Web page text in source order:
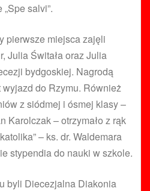
salvi”.
pierwsze miejsca zajęli
Julia Świtała oraz Julia
bydgoskiej. Nagrodą
do Rzymu. Również
z siódmej i ósmej klasy –
Karolczak – otrzymało z rąk
– ks. dr. Waldemara
stypendia do nauki w szkole.
byli Diecezjalna Diakonia